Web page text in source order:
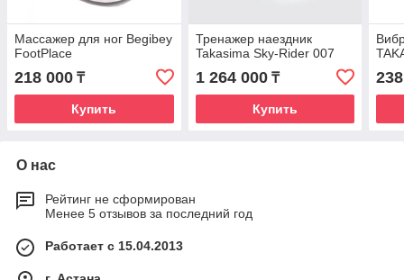
Массажер для ног Begibey
FootPlace
218 000 ₸
Купить
Тренажер наездник
Takasima Sky-Rider 007
1 264 000₸
Купить
О нас
Рейтинг не сформирован
Менее 5 отзывов за последний год
Работает с 15.04.2013